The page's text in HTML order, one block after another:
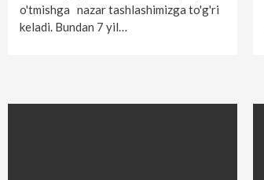
o'tmishga nazar tashlashimizga to'g'ri
keladi. Bundan 7 yil…